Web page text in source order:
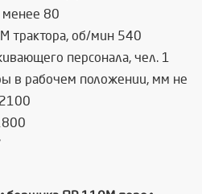
менее 80
трактора, об/мин 540
персонала, чел. 1
в рабочем положении, мм не